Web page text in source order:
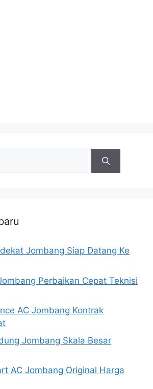
Jombang Siap Datang Ke
Perbaikan Cepat Teknisi
AC Jombang Kontrak
Jombang Skala Besar
AC Jombang Original Harga